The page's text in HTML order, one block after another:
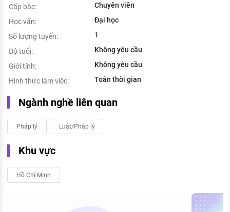
Cấp bậc:
Chuyên viên
Học vấn:
Đại học
Số lượng tuyển:
1
Độ tuổi:
Không yêu cầu
Giới tính:
Không yêu cầu
Hình thức làm việc:
Toàn thời gian
Ngành nghề liên quan
Pháp lý Luật/Pháp lý
Khu vực
Hồ Chí Minh